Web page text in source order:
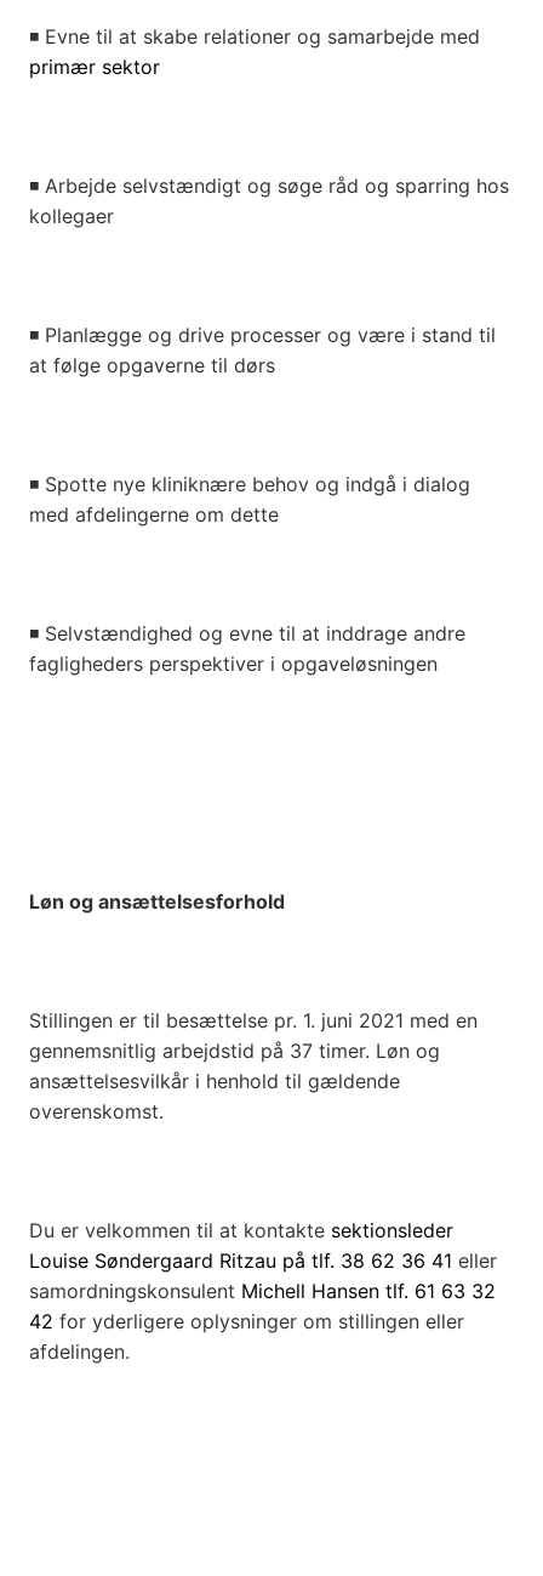
◾ Evne til at skabe relationer og samarbejde med
primær sektor
◾ Arbejde selvstændigt og søge råd og sparring hos
kollegaer
◾ Planlægge og drive processer og være i stand til
at følge opgaverne til dørs
◾ Spotte nye kliniknære behov og indgå i dialog
med afdelingerne om dette
◾ Selvstændighed og evne til at inddrage andre
fagligheders perspektiver i opgaveløsningen
Løn og ansættelsesforhold
Stillingen er til besættelse pr. 1. juni 2021 med en
gennemsnitlig arbejdstid på 37 timer. Løn og
ansættelsesvilkår i henhold til gældende
overenskomst.
Du er velkommen til at kontakte sektionsleder
Louise Søndergaard Ritzau på tlf. 38 62 36 41 eller
samordningskonsulent Michell Hansen tlf. 61 63 32
42 for yderligere oplysninger om stillingen eller
afdelingen.